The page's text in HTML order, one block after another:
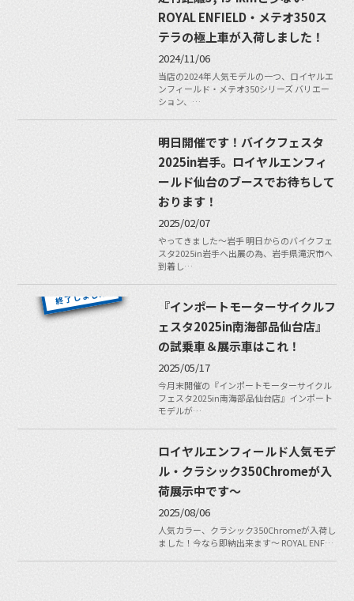
ROYAL ENFIELD・メテオ350ス
テラの極上車が入荷しました！
2024/11/06
当店の2024年人気モデルの一つ、ロイヤルエ
ンフィールド・メテオ350シリーズ バリエー
ション、…
明日開催です！バイクフェスタ
2025in岩手。ロイヤルエンフィ
ールド仙台のブースでお待ちして
おります！
2025/02/07
やってきました〜岩手 明日からのバイクフェ
スタ2025in岩手へ出展の為、岩手県滝沢市へ
到着し…
『インポートモーターサイクルフ
ェスタ2025in南海部品仙台店』
の試乗車＆展示車はこれ！
2025/05/17
今月末開催の『インポートモーターサイクル
フェスタ2025in南海部品仙台店』インポート
モデルが…
ロイヤルエンフィールド人気モデ
ル・クラシック350Chromeが入
荷展示中です〜
2025/08/06
人気カラー、クラシック350Chromeが入荷し
ました！今なら即納出来ます〜 ROYAL ENF…